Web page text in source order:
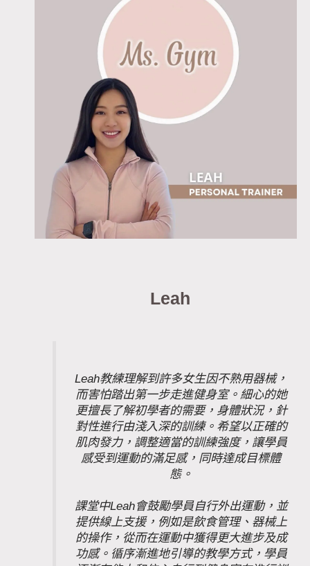
Leah
Leah教練理解到許多女生因不熟用器械，
而害怕踏出第一步走進健身室。細心的她
更擅長了解初學者的需要， 身體狀況，針
對性進行由淺入深的訓練。希望以正確的
肌肉發力， 調整適當的訓練強度，讓學員
感受到運動的滿足感， 同時達成目標體
態。
課堂中Leah會鼓勵學員自行外出運動，並
提供線上支援， 例如是飲食管理、器械上
的操作， 從而在運動中獲得更大進步及成
功感。循序漸進地引導的教學方式， 學員